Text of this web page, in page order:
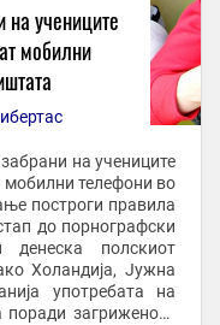
на учениците
мобилни
на учениците
мобилни телефони во
построги правила
до порнографски
денеска полскиот
Холандија, Јужна
употребата на
загриженост